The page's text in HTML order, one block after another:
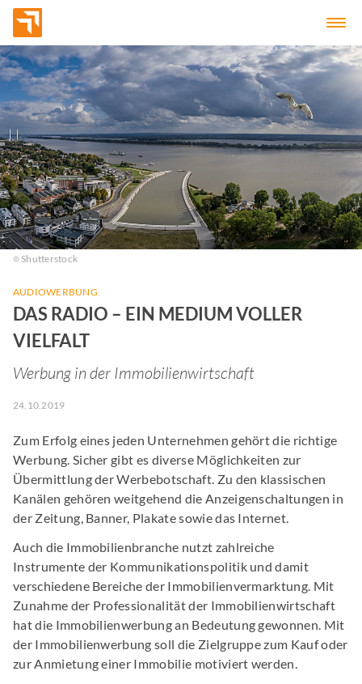
Shutterstock
AUDIOWERBUNG
DAS RADIO – EIN MEDIUM VOLLER
VIELFALT
Werbung in der Immobilienwirtschaft
24.10.2019
Zum Erfolg eines jeden Unternehmen gehört die richtige
Werbung. Sicher gibt es diverse Möglichkeiten zur
Übermittlung der Werbebotschaft. Zu den klassischen
Kanälen gehören weitgehend die Anzeigenschaltungen in
der Zeitung, Banner, Plakate sowie das Internet.
Auch die Immobilienbranche nutzt zahlreiche
Instrumente der Kommunikationspolitik und damit
verschiedene Bereiche der Immobilienvermarktung. Mit
Zunahme der Professionalität der Immobilienwirtschaft
hat die Immobilienwerbung an Bedeutung gewonnen. Mit
der Immobilienwerbung soll die Zielgruppe zum Kauf oder
zur Anmietung einer Immobilie motiviert werden.